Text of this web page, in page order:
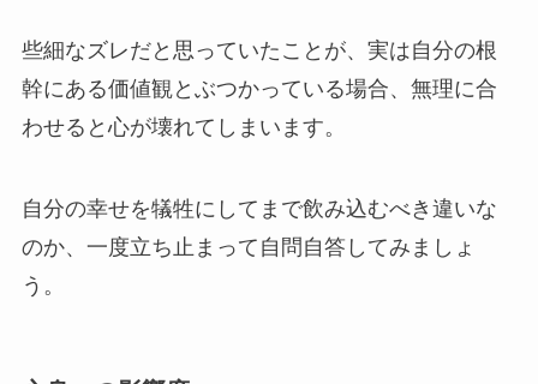
些細なズレだと思っていたことが、実は自分の根
幹にある価値観とぶつかっている場合、無理に合
わせると心が壊れてしまいます。
自分の幸せを犠牲にしてまで飲み込むべき違いな
のか、一度立ち止まって自問自答してみましょ
う。